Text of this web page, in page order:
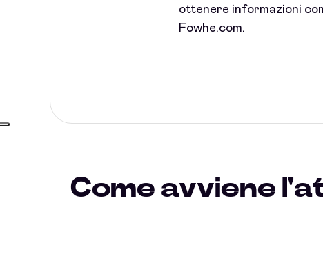
ottenere informazioni
Fowhe.com.
Come avviene